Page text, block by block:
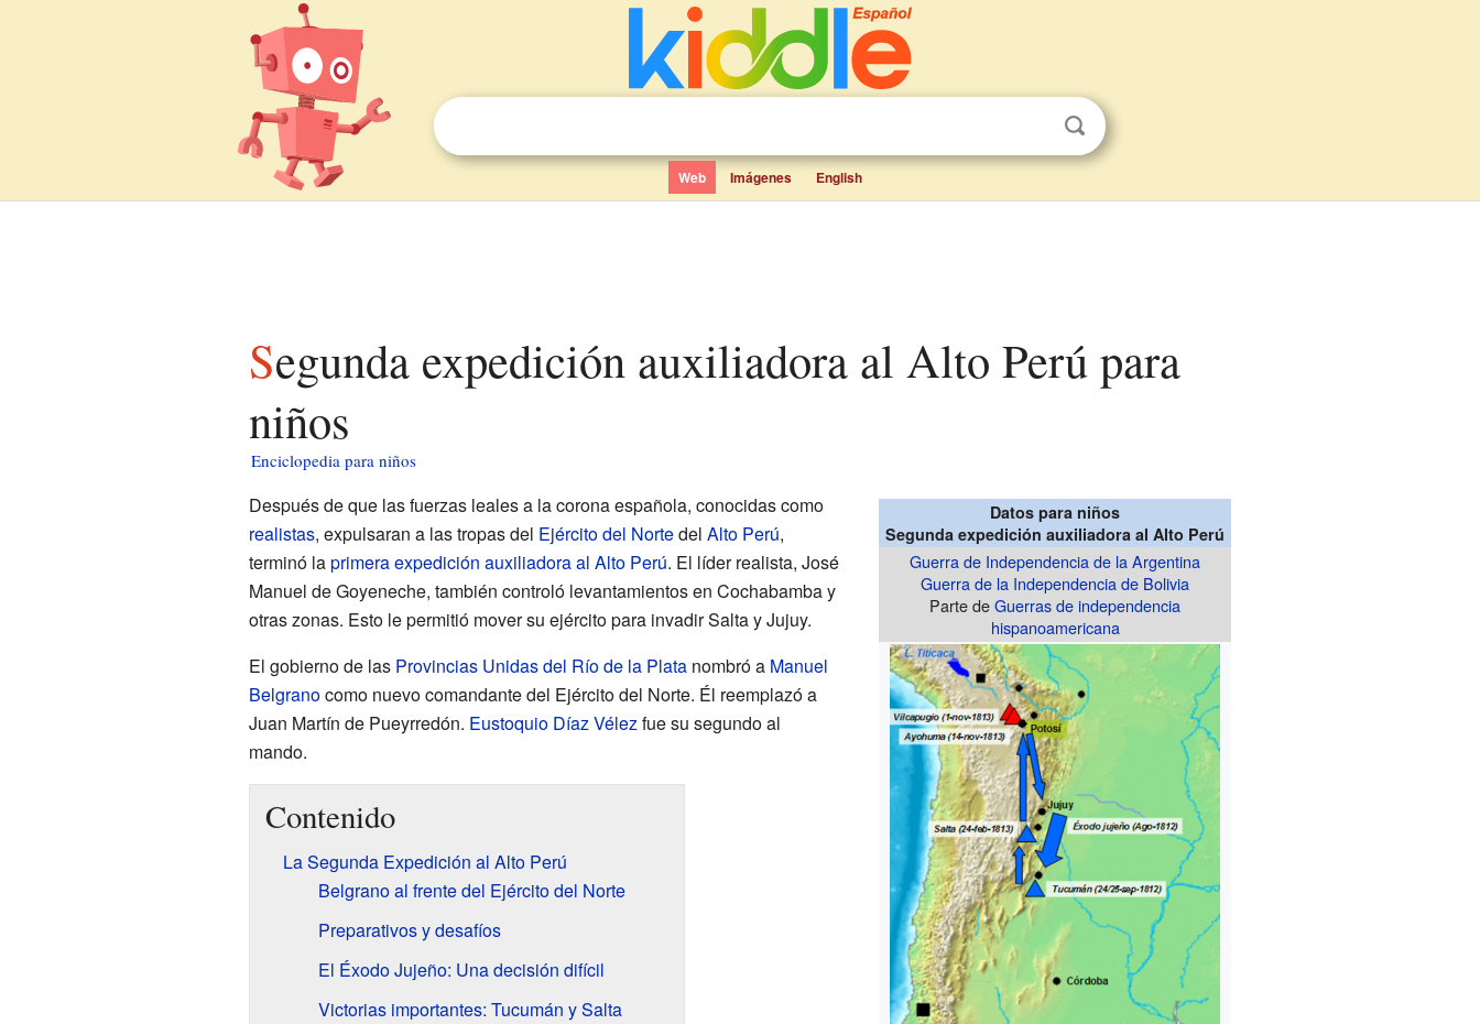
Web Imágenes English
Segunda expedición auxiliadora al Alto Perú para
niños
Enciclopedia para niños
Datos para niños
Segunda expedición auxiliadora al Alto Perú
Guerra de Independencia de la Argentina
Guerra de la Independencia de Bolivia
Parte deGuerras de independencia
hispanoamericana
Después de que las fuerzas leales a la corona española, conocidas como
realistas, expulsaran a las tropas del Ejército del Nortedel Alto Perú,
terminó laprimera expedición auxiliadora al Alto Perú. El líder realista, José
Manuel de Goyeneche, también controló levantamientos en Cochabamba y
otras zonas. Esto le permitió mover su ejército para invadir Salta y Jujuy.
El gobierno de las Provincias Unidas del Río de la Platanombró a Manuel
Belgranocomo nuevo comandante del Ejército del Norte. Él reemplazó a
Juan Martín de Pueyrredón. Eustoquio Díaz Vélezfue su segundo al
mando.
Contenido
La Segunda Expedición al Alto Perú
Belgrano al frente del Ejército del Norte
Preparativos y desafíos
El Éxodo Jujeño: Una decisión difícil
Victorias importantes: Tucumán y Salta